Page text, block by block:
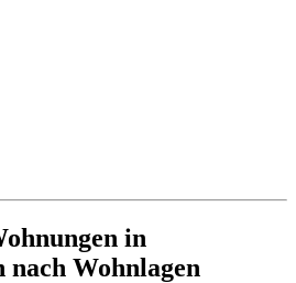
in
nach Wohnlagen